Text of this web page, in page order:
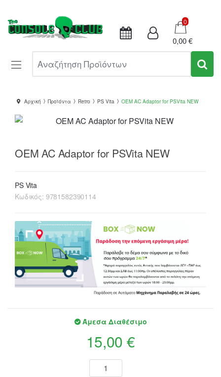
Καλάθι
0
0,00 €
Αρχική Προϊόντα Retro PS Vita OEM AC Adaptor for PSVita NEW
OEM AC Adaptor for PSVita NEW
PS Vita
Κωδικός: 9781582390114
Άμεσα Διαθέσιμο
15,00 €